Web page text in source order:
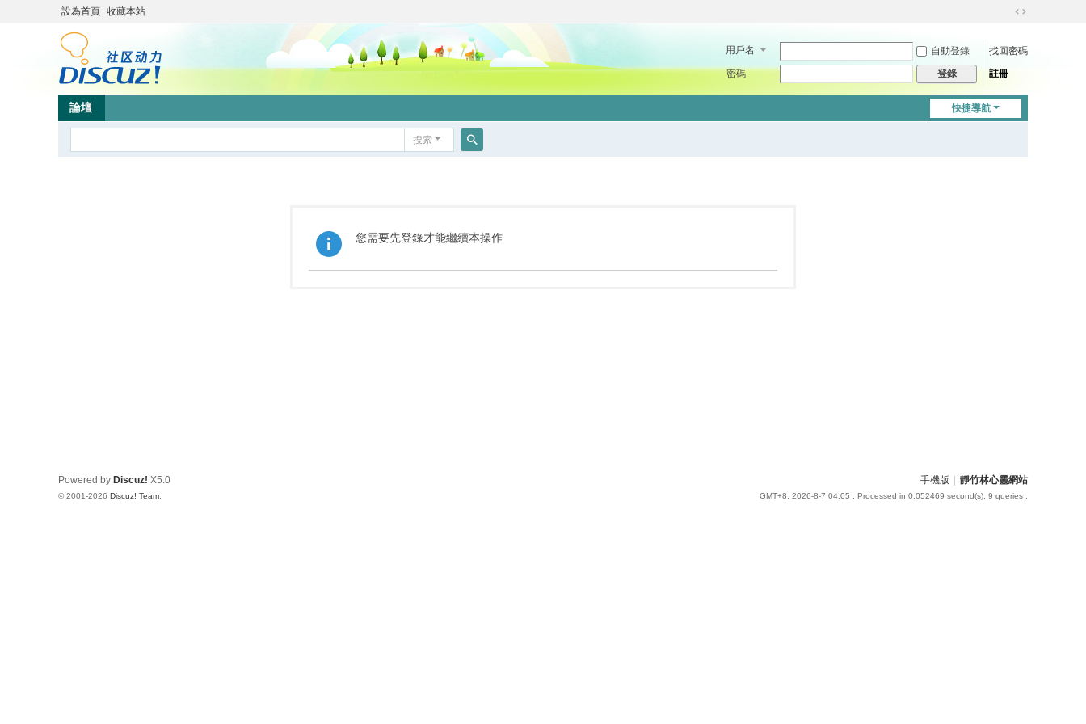
設為首頁 收藏本站
切
到
用戶名 自動登錄
找回密碼
密碼
登錄 註冊
快捷導航
論壇
搜索
您需要先登錄才能繼續本操作
手機版 靜竹林心靈網站
GMT+8, 2026-8-7 04:05 , Processed in 0.052469 second(s), 9 queries .
Powered by Discuz! X5.0
© 2001-2026 Discuz! Team